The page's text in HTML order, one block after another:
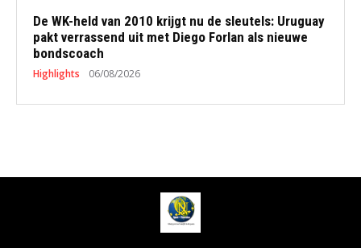
De WK-held van 2010 krijgt nu de sleutels: Uruguay
pakt verrassend uit met Diego Forlan als nieuwe
bondscoach
Highlights 06/08/2026